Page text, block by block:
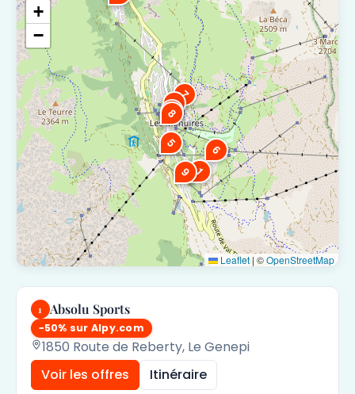
1
3
4
5 6
7
8
9
+
−
Leaflet| ©OpenStreetMap
1 Absolu Sports
−50% sur Alpy.com
1850 Route de Reberty, Le Genepi
Voir les offres
Itinéraire